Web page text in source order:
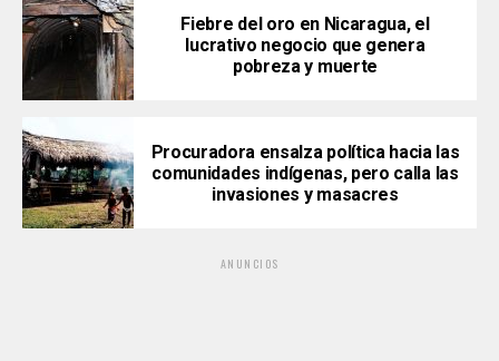
Fiebre del oro en Nicaragua, el
lucrativo negocio que genera
pobreza y muerte
Procuradora ensalza política hacia las
comunidades indígenas, pero calla las
invasiones y masacres
ANUNCIOS